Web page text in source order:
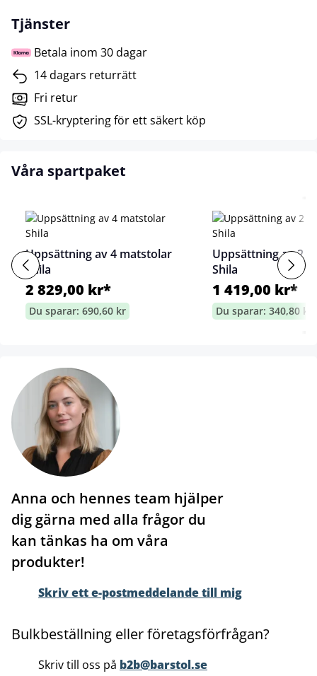
Tjänster
Betala inom 30 dagar
14 dagars returrätt
Fri retur
SSL-kryptering för ett säkert köp
Våra spartpaket
Uppsättning av 4 matstolar
Shila
2 829,00 kr*
Du sparar: 690,60 kr
Uppsättning av 2
Shila
1 419,00 kr*
Du sparar: 340,80 kr
Anna och hennes team hjälper
dig gärna med alla frågor du
kan tänkas ha om våra
produkter!
Skriv ett e-postmeddelande till mig
Bulkbeställning eller företagsförfrågan?
Skriv till oss på b2b@barstol.se